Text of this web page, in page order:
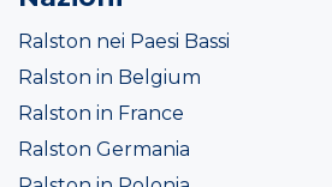
Ralston nei Paesi Bassi
Ralston in Belgium
Ralston in France
Ralston Germania